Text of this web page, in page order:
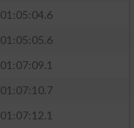
01:05:04.6
01:05:05.6
01:07:09.1
01:07:10.7
01:07:12.1